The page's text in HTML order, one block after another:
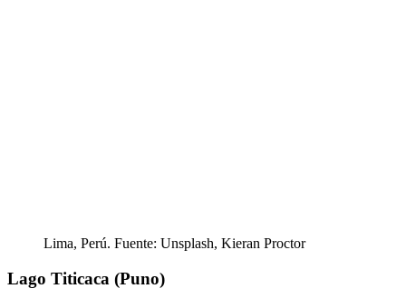
Lima, Perú. Fuente: Unsplash, Kieran Proctor
Lago Titicaca (Puno)